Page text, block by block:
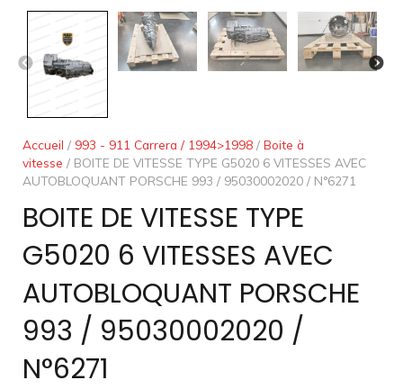
Accueil / 993 - 911 Carrera / 1994>1998 / Boite à
vitesse / BOITE DE VITESSE TYPE G5020 6 VITESSES AVEC
AUTOBLOQUANT PORSCHE 993 / 95030002020 / N°6271
BOITE DE VITESSE TYPE
G5020 6 VITESSES AVEC
AUTOBLOQUANT PORSCHE
993 / 95030002020 /
N°6271